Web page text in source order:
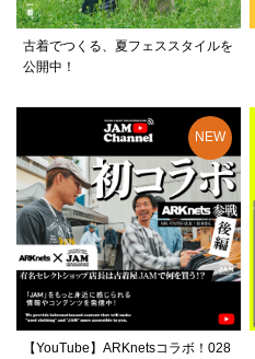
古着でつくる、夏フェススタイルを
公開中！
【YouTube】ARKnetsコラボ！028